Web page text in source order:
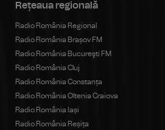
Rețeaua regională
Radio România Regional
Radio România Brașov FM
Radio România Bucureşti FM
Radio România Cluj
Radio România Constanța
Radio România Oltenia Craiova
Radio România Iași
Radio România Reșița